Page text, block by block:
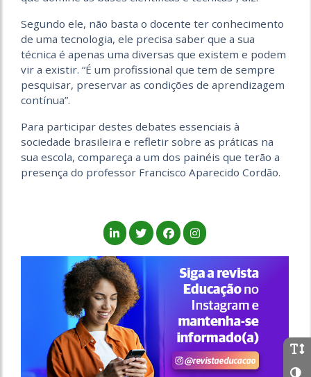
Segundo ele, não basta o docente ter conhecimento
de uma tecnologia, ele precisa saber que a sua
técnica é apenas uma diversas que existem e podem
vir a existir. “É um profissional que tem de sempre
pesquisar, preservar as condições de aprendizagem
contínua”.
Para participar destes debates essenciais à
sociedade brasileira e refletir sobre as práticas na
sua escola, compareça a um dos painéis que terão a
presença do professor Francisco Aparecido Cordão.